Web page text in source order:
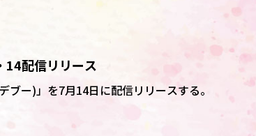
配信リリース
ー)」を7月14日に配信リリースする。